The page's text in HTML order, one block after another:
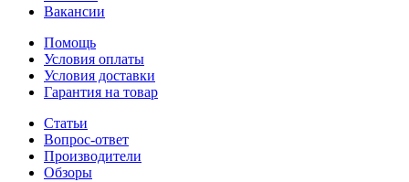
Вакансии
Помощь
Условия оплаты
Условия доставки
Гарантия на товар
Статьи
Вопрос-ответ
Производители
Обзоры